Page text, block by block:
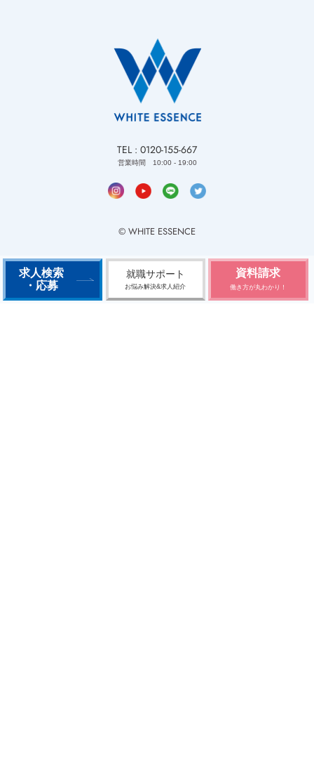
求人検索
・応募
就職サポート
お悩み解決&求人紹介
資料請求
働き方が丸わかり！
TEL : 0120-155-667
営業時間 10:00 - 19:00
© WHITE ESSENCE